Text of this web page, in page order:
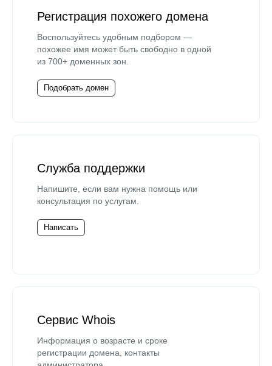
Регистрация похожего домена
Воспользуйтесь удобным подбором —
похожее имя может быть свободно в одной
из 700+ доменных зон.
Подобрать домен
Служба поддержки
Напишите, если вам нужна помощь или
консультация по услугам.
Написать
Сервис Whois
Информация о возрасте и сроке
регистрации домена, контакты